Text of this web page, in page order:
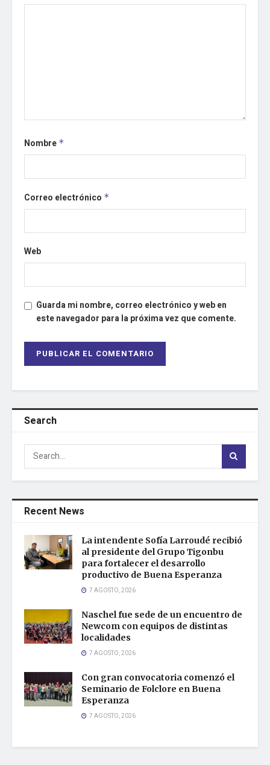
Nombre *
Correo electrónico *
Web
Guarda mi nombre, correo electrónico y web en
este navegador para la próxima vez que comente.
Search
Recent News
La intendente Sofía Larroudé recibió
al presidente del Grupo Tigonbu
para fortalecer el desarrollo
productivo de Buena Esperanza
7 AGOSTO, 2026
Naschel fue sede de un encuentro de
Newcom con equipos de distintas
localidades
7 AGOSTO, 2026
Con gran convocatoria comenzó el
Seminario de Folclore en Buena
Esperanza
7 AGOSTO, 2026